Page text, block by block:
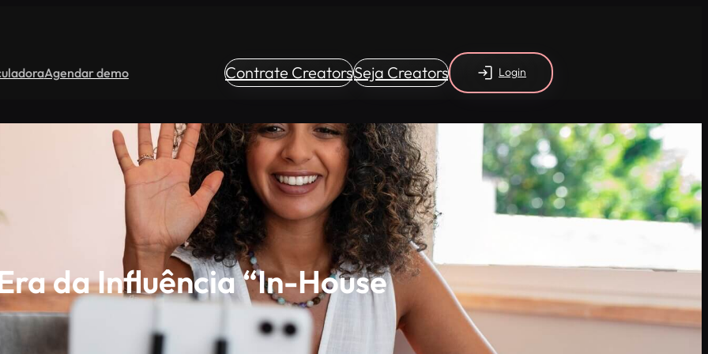
Agendar demo Contrate CreatorsSeja Creators Login
da Influência “In-House